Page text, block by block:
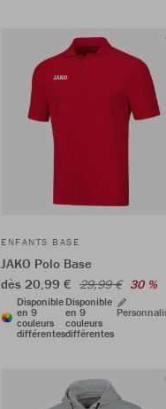
ENFANTS BASE
JAKO Polo Base
dès 20,99 € 29,99 € 30 %
Disponible
en 9
couleurs
différentes
Disponible
en 9
couleurs
différentes